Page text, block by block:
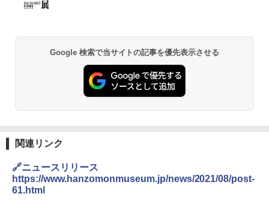
￥6,830
PYKES PEAK (パイクスピーク) 着替えテン
ト プライバシー テント 【中が透けない】 1
人用 折りたたみ 防災グッズ 災害用トイレ ビ
易 トイレテント (ブラック)
ENDLESS BASE 《めざましテレビで紹介》
テント ワンタッチ RENEW 幅200 2-3人用 43
DEWEL パラソル 大型 ビーチ アウトドアパ
防水 UVカット 4段階高さ調整 軽量 収納袋付
き
秒）射程5～10m 安全ロック搭載 携帯収納袋
付き ヒグマ・イノシシ対策 自治体・教育機
Google 検索で当サイトの記事を優先表示させる
関連リンク
🔗ニュースリリース
https://www.hanzomonmuseum.jp/news/2021/08/post-
61.html